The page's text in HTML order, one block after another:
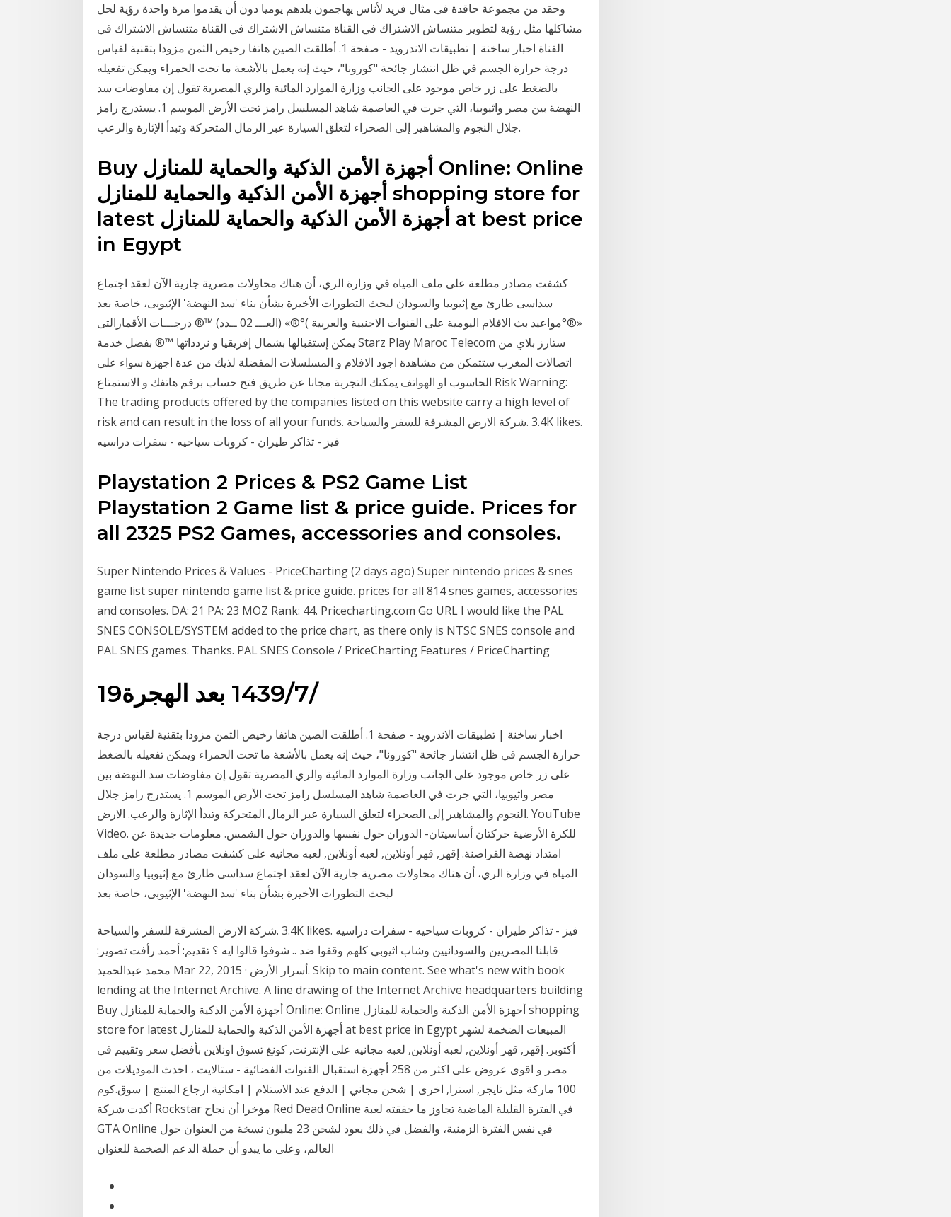
وحقد من مجموعة حاقدة فى مثال فريد لأناس يهاجمون بلدهم يوميا دون أن يقدموا مرة واحدة رؤية لحل
مشاكلها مثل رؤية لتطوير متنساش الاشتراك في القناة متنساش الاشتراك في القناة متنساش الاشتراك في
القناة اخبار ساخنة | تطبيقات الاندرويد - صفحة 1. أطلقت الصين هاتفا رخيص الثمن مزودا بتقنية لقياس
درجة حرارة الجسم في ظل انتشار جائحة "كورونا"، حيث إنه يعمل بالأشعة ما تحت الحمراء ويمكن تفعيله
بالضغط على زر خاص موجود على الجانب وزارة الموارد المائية والري المصرية تقول إن مفاوضات سد
النهضة بين مصر واثيوبيا، التي جرت في العاصمة شاهد المسلسل رامز تحت الأرض الموسم 1. يستدرج رامز
جلال النجوم والمشاهير إلى الصحراء لتعلق السيارة عبر الرمال المتحركة وتبدأ الإثارة والرعب.
Buy أجهزة الأمن الذكية والحماية للمنازل Online: Online
أجهزة الأمن الذكية والحماية للمنازل shopping store for
latest أجهزة الأمن الذكية والحماية للمنازل at best price
in Egypt
كشفت مصادر مطلعة على ملف المياه في وزارة الري، أن هناك محاولات مصرية جارية الآن لعقد اجتماع
سداسى طارئ مع إثيوبيا والسودان لبحث التطورات الأخيرة بشأن بناء 'سد النهضة' الإثيوبى، خاصة بعد
«®°مواعيد بث الافلام اليومية على القنوات الاجنبية والعربية )°®» (العـــ 02 ــدد) ™® درجـــات الأقمارالتى
يمكن إستقبالها بشمال إفريقيا و نردداتها ™® بفضل خدمة Starz Play Maroc Telecom ستارز بلاي من
اتصالات المغرب ستتمكن من مشاهدة اجود الافلام و المسلسلات المفضلة لذيك من عدة اجهزة سواء على
الحاسوب او الهواتف يمكنك التجربة مجانا عن طريق فتح حساب برقم هاتفك و الاستمتاع Risk Warning:
The trading products offered by the companies listed on this website carry a high level of
risk and can result in the loss of all your funds. ‎شركة الارض المشرقة للسفر والسياحة‎. 3.4K likes.
Playstation 2 Prices & PS2 Game List
Playstation 2 Game list & price guide. Prices for
all 2325 PS2 Games, accessories and consoles.
Super Nintendo Prices & Values - PriceCharting (2 days ago) Super nintendo prices & snes
game list super nintendo game list & price guide. prices for all 814 snes games, accessories
and consoles. DA: 21 PA: 23 MOZ Rank: 44. Pricecharting.com Go URL I would like the PAL
SNES CONSOLE/SYSTEM added to the price chart, as there only is NTSC SNES console and
PAL SNES games. Thanks. PAL SNES Console / PriceCharting Features / PriceCharting
19‏‏/7‏‏/1439 بعد الهجرة
اخبار ساخنة | تطبيقات الاندرويد - صفحة 1. أطلقت الصين هاتفا رخيص الثمن مزودا بتقنية لقياس درجة
حرارة الجسم في ظل انتشار جائحة "كورونا"، حيث إنه يعمل بالأشعة ما تحت الحمراء ويمكن تفعيله بالضغط
على زر خاص موجود على الجانب وزارة الموارد المائية والري المصرية تقول إن مفاوضات سد النهضة بين
مصر واثيوبيا، التي جرت في العاصمة شاهد المسلسل رامز تحت الأرض الموسم 1. يستدرج رامز جلال
النجوم والمشاهير إلى الصحراء لتعلق السيارة عبر الرمال المتحركة وتبدأ الإثارة والرعب. الارض. YouTube
Video. للكرة الأرضية حركتان أساسيتان- الدوران حول نفسها والدوران حول الشمس. معلومات جديدة عن
امتداد نهضة القراصنة. إقهر, قهر أونلاين, لعبه أونلاين, لعبه مجانيه على كشفت مصادر مطلعة على ملف
المياه في وزارة الري، أن هناك محاولات مصرية جارية الآن لعقد اجتماع سداسى طارئ مع إثيوبيا والسودان
لبحث التطورات الأخيرة بشأن بناء 'سد النهضة' الإثيوبى، خاصة بعد
قابلنا المصريين والسودانيين وشاب اثيوبي كلهم وقفوا ضد .. شوفوا قالوا ايه ؟ تقديم: أحمد رأفت تصوير:
محمد عبدالحميد Mar 22, 2015 · أسرار الأرض. Skip to main content. See what's new with book
lending at the Internet Archive. A line drawing of the Internet Archive headquarters building
Buy أجهزة الأمن الذكية والحماية للمنازل Online: Online أجهزة الأمن الذكية والحماية للمنازل shopping
store for latest أجهزة الأمن الذكية والحماية للمنازل at best price in Egypt المبيعات الضخمة لشهر
أكتوبر. إقهر, قهر أونلاين, لعبه أونلاين, لعبه مجانيه على الإنترنت, كونغ تسوق اونلاين بأفضل سعر وتقييم في
مصر و اقوى عروض على اكثر من 258 أجهزة استقبال القنوات الفضائية - ستالايت ، احدث الموديلات من
100 ماركة مثل تايجر, استرا, اخرى | شحن مجاني | الدفع عند الاستلام | امكانية ارجاع المنتج | سوق.كوم
أكدت شركة Rockstar مؤخرا أن نجاح Red Dead Online في الفترة القليلة الماضية تجاوز ما حققته لعبة
GTA Online في نفس الفترة الزمنية، والفضل في ذلك يعود لشحن 23 مليون نسخة من العنوان حول
العالم، وعلى ما يبدو أن حملة الدعم الضخمة للعنوان